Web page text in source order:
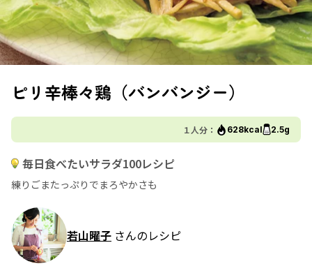
ピリ辛棒々鶏（バンバンジー）
１人分： 628kcal 2.5g
毎日食べたいサラダ100レシピ
練りごまたっぷりでまろやかさも
若山曜子 さんのレシピ